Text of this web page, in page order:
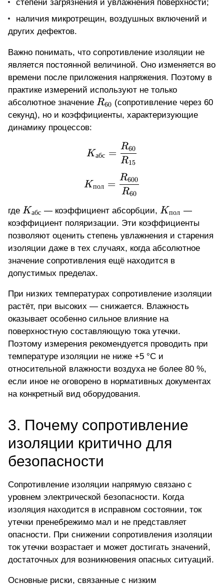
степени загрязнения и увлажнения поверхности;
наличия микротрещин, воздушных включений и
других дефектов.
Важно понимать, что сопротивление изоляции не
является постоянной величиной. Оно изменяется во
времени после приложения напряжения. Поэтому в
практике измерений используют не только
абсолютное значение R_{60}
R60 (сопротивление через 60
секунд), но и коэффициенты, характеризующие
динамику процессов:
K_{абс} =
Kабс =
R15
R60
K_{пол} =
Kпол =
R60
R600
где K_{абс}
Kабс — коэффициент абсорбции,K_{пол}
Kпол —
коэффициент поляризации. Эти коэффициенты
позволяют оценить степень увлажнения и старения
изоляции даже в тех случаях, когда абсолютное
значение сопротивления ещё находится в
допустимых пределах.
При низких температурах сопротивление изоляции
растёт, при высоких — снижается. Влажность
оказывает особенно сильное влияние на
поверхностную составляющую тока утечки.
Поэтому измерения рекомендуется проводить при
температуре изоляции не ниже +5 °C и
относительной влажности воздуха не более 80 %,
если иное не оговорено в нормативных документах
на конкретный вид оборудования.
3. Почему сопротивление
изоляции критично для
безопасности
Сопротивление изоляции напрямую связано с
уровнем электрической безопасности. Когда
изоляция находится в исправном состоянии, ток
утечки пренебрежимо мал и не представляет
опасности. При снижении сопротивления изоляции
ток утечки возрастает и может достигать значений,
достаточных для возникновения опасных ситуаций.
Основные риски, связанные с низким